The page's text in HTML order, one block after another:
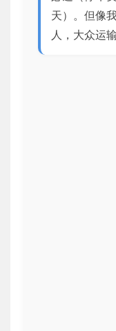
天）。但像
人，大众运